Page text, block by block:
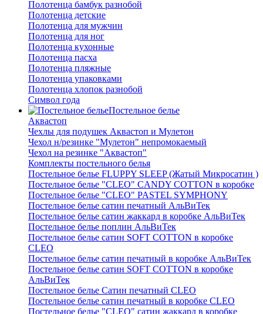
Полотенца бамбук разнобой
Полотенца детские
Полотенца для мужчин
Полотенца для ног
Полотенца кухонные
Полотенца пасха
Полотенца пляжные
Полотенца упаковками
Полотенца хлопок разнобой
Символ года
Постельное белье
Аквастоп
Чехлы для подушек Аквастоп и Мулетон
Чехол н/резинке "Мулетон" непромокаемый
Чехол на резинке "Аквастоп"
Комплекты постельного белья
Постельное белье FLUPPY SLEEP (Жатый Микросатин )
Постельное белье "CLEO" CANDY COTTON в коробке
Постельное белье "CLEO" PASTEL SYMPHONY
Постельное белье сатин печатный АльВиТек
Постельное белье сатин жаккард в коробке АльВиТек
Постельное белье поплин АльВиТек
Постельное белье сатин SOFT COTTON в коробке
CLEO
Постельное белье сатин печатный в коробке АльВиТек
Постельное белье сатин SOFT COTTON в коробке
АльВиТек
Постельное белье Сатин печатный CLEO
Постельное белье сатин печатный в коробке CLEO
Постельное белье "CLEO" сатин жаккард в коробке